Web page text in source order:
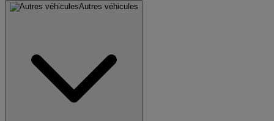
Autres véhicules